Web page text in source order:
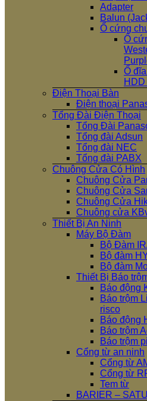
Adapter
Balun
Ổ cứng
Ổ
Ổ
Điện Thoại Bàn
Điện thoại
Tổng Đài Điện Thoại
Tổng Đài
Tổng đài Adsun
Tổng đài NEC
Tổng đài PABX
Chuông Cửa Có Hình
Chuông Cửa
Chuông Cửa
Chuông Cửa
Chuông cửa
Thiết Bị An Ninh
Máy Bộ Đàm
Bộ Đàm
Bộ đàm
Bộ đàm
Thiết Bị Báo
Báo động
Báo trộm
risco
Báo động
Báo trộm
Báo trộm
Cổng từ an ninh
Cổng từ
Cổng từ
Tem từ
BARIER –